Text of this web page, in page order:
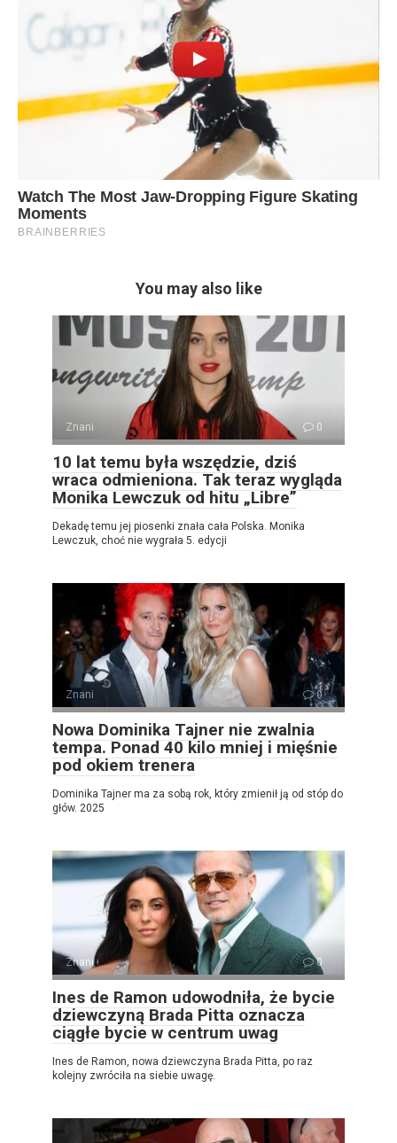
You may also like
Znani 0
10 lat temu była wszędzie, dziś
wraca odmieniona. Tak teraz wygląda
Monika Lewczuk od hitu „Libre”
Dekadę temu jej piosenki znała cała Polska. Monika
Lewczuk, choć nie wygrała 5. edycji
Znani 0
Nowa Dominika Tajner nie zwalnia
tempa. Ponad 40 kilo mniej i mięśnie
pod okiem trenera
Dominika Tajner ma za sobą rok, który zmienił ją od stóp do
głów. 2025
Znani 0
Ines de Ramon udowodniła, że ​​bycie
dziewczyną Brada Pitta oznacza
ciągłe bycie w centrum uwag
Ines de Ramon, nowa dziewczyna Brada Pitta, po raz
kolejny zwróciła na siebie uwagę.